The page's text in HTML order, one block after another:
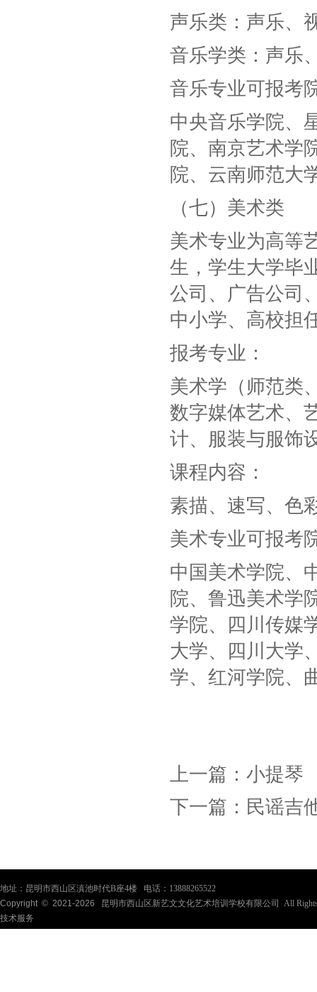
声乐类：声乐、
音乐学类：声乐
音乐专业可报考
中央音乐学院、
院、南京艺术学
院、云南师范大
（七）美术类
美术专业为高等
生，学生大学毕
公司、广告公司
中小学、高校担
报考专业：
美术学（师范类
数字媒体艺术、
计、服装与服饰
课程内容：
素描、速写、色
美术专业可报考
中国美术学院、
院、鲁迅美术学
学院、四川传媒
大学、四川大学
学、红河学院、
上一篇： 小提琴
下一篇： 民谣吉
地址：昆明市西山区滇池时代B座4楼 电话：13888265522
Copyright © 2021-2026
昆明市西山区新艺文文化艺术培训学校有限公司 All
技术服务